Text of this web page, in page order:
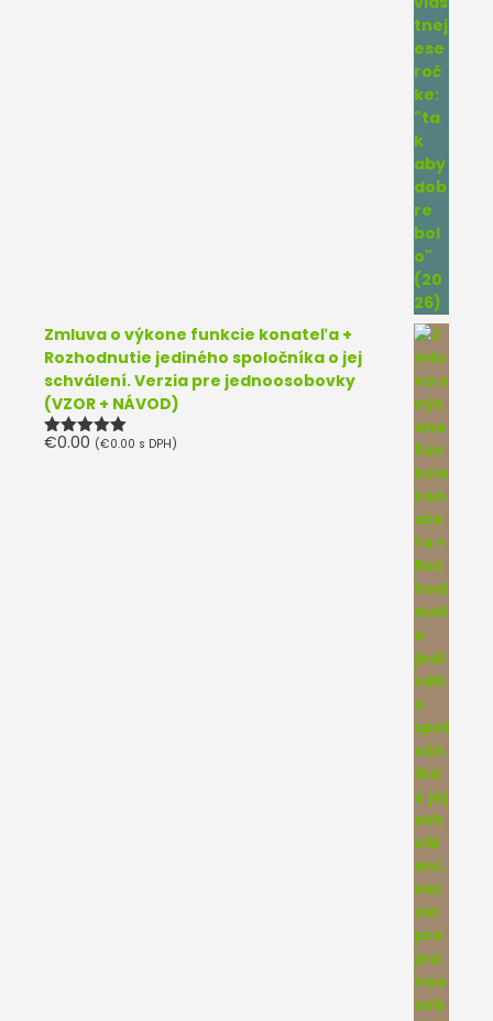
Zmluva o výkone funkcie konateľa +
Rozhodnutie jediného spoločníka o jej
schválení. Verzia pre jednoosobovky
(VZOR + NÁVOD)
Hodnotenie
€0.00 (€0.00 s DPH)